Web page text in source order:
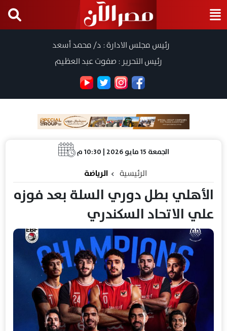
رئيس مجلس الادارة : د/ محمد أسعد
رئيس التحرير : صفوت عبد العظيم
الجمعة 15 مايو 2026 | 10:30 م
الرئيسية الرياضة
الأهلي بطل دوري السلة بعد فوزه
علي الاتحاد السكندري